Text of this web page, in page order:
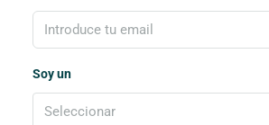
Soy un
Seleccionar